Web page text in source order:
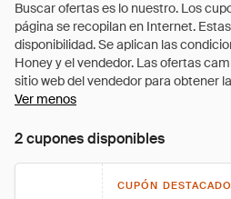
Ver menos
2 cupones disponibles
CUPÓN DESTACADO